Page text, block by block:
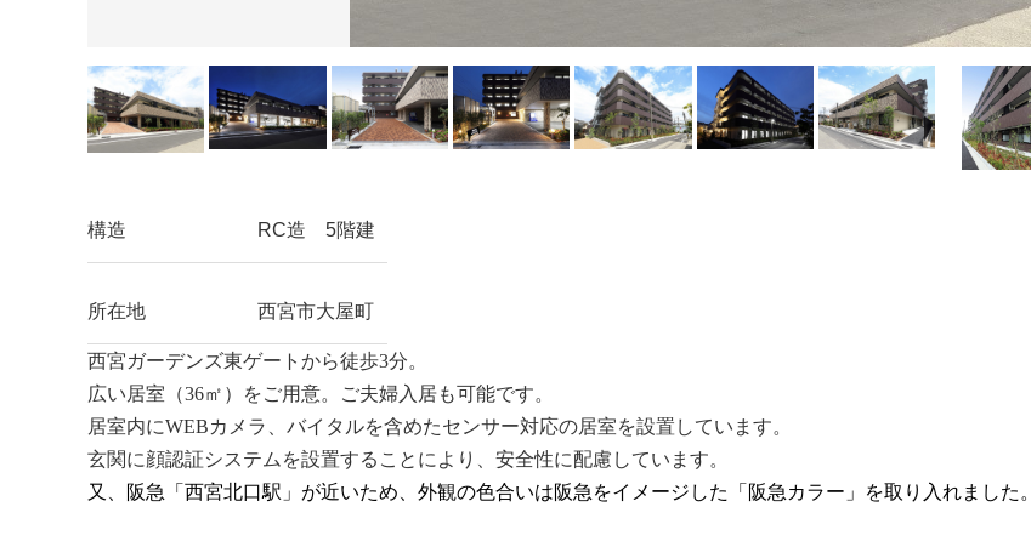
構造 RC造 5階建
所在地 西宮市大屋町
⻄宮ガーデンズ東ゲートから徒歩3分。
広い居室（36㎡）をご⽤意。ご夫婦⼊居も可能です。
居室内にWEBカメラ、バイタルを含めたセンサー対応の居室を設置しています。
⽞関に顔認証システムを設置することにより、安全性に配慮しています。
又、阪急「西宮北口駅」が近いため、外観の色合いは阪急をイメージした「阪急カラー」を取り入れました。